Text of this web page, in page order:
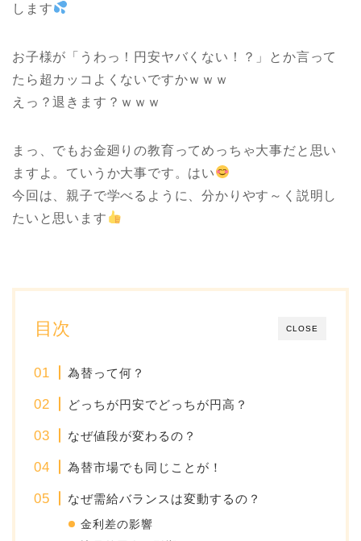
します
お子様が「うわっ！円安ヤバくない！？」とか言って
たら超カッコよくないですかｗｗｗ
えっ？退きます？ｗｗｗ
まっ、でもお金廻りの教育ってめっちゃ大事だと思い
ますよ。ていうか大事です。はい
今回は、親子で学べるように、分かりやす～く説明し
たいと思います
CLOSE
目次
為替って何？
どっちが円安でどっちが円高？
なぜ値段が変わるの？
為替市場でも同じことが！
なぜ需給バランスは変動するの？
金利差の影響